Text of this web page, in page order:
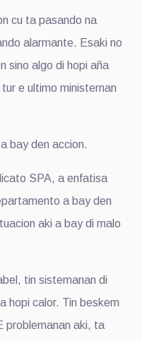
cu ta pasando na
alarmante. Esaki no
sino algo di hopi aña
e ultimo ministernan
bay den accion.
SPA, a enfatisa
a bay den
aki a bay di malo
tin sistemanan di
hopi calor. Tin beskem
problemanan aki, ta